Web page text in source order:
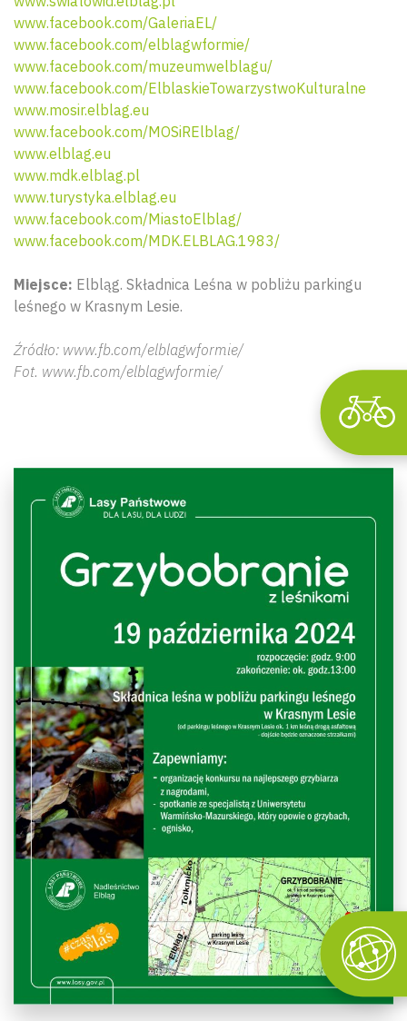
www.facebook.com/GaleriaEL/
www.facebook.com/elblagwformie/
www.facebook.com/muzeumwelblagu/
www.facebook.com/ElblaskieTowarzystwoKulturalne
www.mosir.elblag.eu
www.facebook.com/MOSiRElblag/
www.elblag.eu
www.mdk.elblag.pl
www.turystyka.elblag.eu
www.facebook.com/MiastoElblag/
www.facebook.com/MDK.ELBLAG.1983/
Miejsce: Elbląg. Składnica Leśna w pobliżu parkingu
leśnego w Krasnym Lesie.
Źródło: www.fb.com/elblagwformie/
Fot. www.fb.com/elblagwformie/